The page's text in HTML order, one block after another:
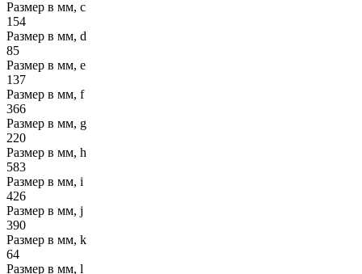
Размер в мм, c
154
Размер в мм, d
85
Размер в мм, e
137
Размер в мм, f
366
Размер в мм, g
220
Размер в мм, h
583
Размер в мм, i
426
Размер в мм, j
390
Размер в мм, k
64
Размер в мм, l